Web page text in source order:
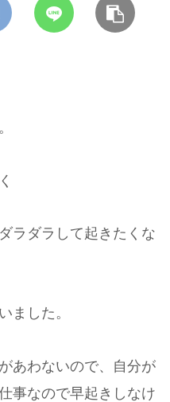
ラダラして起きたくな
ました。
あわないので、自分が
事なので早起きしなけ